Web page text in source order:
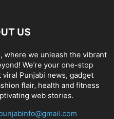
US
where we unleash the vibrant
We're your one-stop
Punjabi news, gadget
flair, health and fitness
web stories.